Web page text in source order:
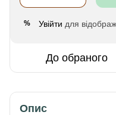
% Увійти для
До обраного
Опис